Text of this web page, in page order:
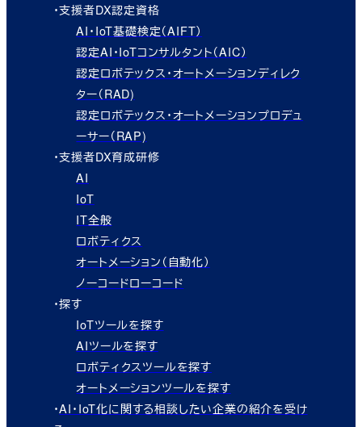
・支援者DX認定資格
AI・IoT基礎検定（AIFT）
認定AI・IoTコンサルタント（AIC）
認定ロボテックス・オートメーションディレク
ター（RAD)
認定ロボテックス・オートメーションプロデュ
ーサー（RAP)
・支援者DX育成研修
AI
IoT
IT全般
ロボティクス
オートメーション（自動化）
ノーコードローコード
・探す
IoTツールを探す
AIツールを探す
ロボティクスツールを探す
オートメーションツールを探す
・AI・IoT化に関する相談したい企業の紹介を受け